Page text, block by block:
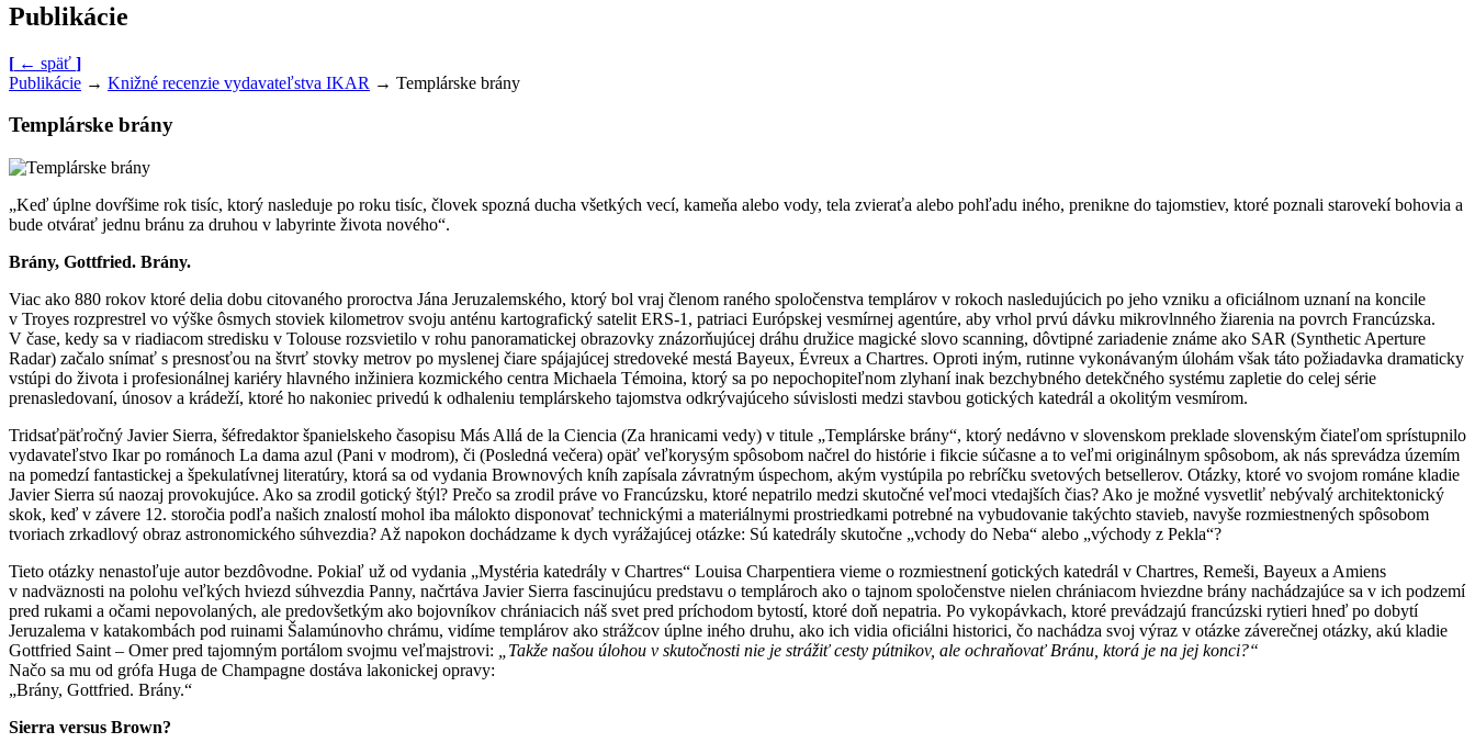
Publikácie
[ ← späť ]
Publikácie → Knižné recenzie vydavateľstva IKAR → Templárske brány
Templárske brány
„Keď úplne dovŕšime rok tisíc, ktorý nasleduje po roku tisíc, človek spozná ducha všetkých vecí, kameňa alebo vody, tela zvieraťa alebo pohľadu iného, prenikne do tajomstiev, ktoré poznali starovekí bohovia a
bude otvárať jednu bránu za druhou v labyrinte života nového“.
Brány, Gottfried. Brány.
Viac ako 880 rokov ktoré delia dobu citovaného proroctva Jána Jeruzalemského, ktorý bol vraj členom raného spoločenstva templárov v rokoch nasledujúcich po jeho vzniku a oficiálnom uznaní na koncile
v Troyes rozprestrel vo výške ôsmych stoviek kilometrov svoju anténu kartografický satelit ERS-1, patriaci Európskej vesmírnej agentúre, aby vrhol prvú dávku mikrovlnného žiarenia na povrch Francúzska.
V čase, kedy sa v riadiacom stredisku v Tolouse rozsvietilo v rohu panoramatickej obrazovky znázorňujúcej dráhu družice magické slovo scanning, dôvtipné zariadenie známe ako SAR (Synthetic Aperture
Radar) začalo snímať s presnosťou na štvrť stovky metrov po myslenej čiare spájajúcej stredoveké mestá Bayeux, Évreux a Chartres. Oproti iným, rutinne vykonávaným úlohám však táto požiadavka dramaticky
vstúpi do života i profesionálnej kariéry hlavného inžiniera kozmického centra Michaela Témoina, ktorý sa po nepochopiteľnom zlyhaní inak bezchybného detekčného systému zapletie do celej série
prenasledovaní, únosov a krádeží, ktoré ho nakoniec privedú k odhaleniu templárskeho tajomstva odkrývajúceho súvislosti medzi stavbou gotických katedrál a okolitým vesmírom.
Tridsaťpäťročný Javier Sierra, šéfredaktor španielskeho časopisu Más Allá de la Ciencia (Za hranicami vedy) v titule „Templárske brány“, ktorý nedávno v slovenskom preklade slovenským čiateľom sprístupnilo
vydavateľstvo Ikar po románoch La dama azul (Pani v modrom), či (Posledná večera) opäť veľkorysým spôsobom načrel do histórie i fikcie súčasne a to veľmi originálnym spôsobom, ak nás sprevádza územím
na pomedzí fantastickej a špekulatívnej literatúry, ktorá sa od vydania Brownových kníh zapísala závratným úspechom, akým vystúpila po rebríčku svetových betsellerov. Otázky, ktoré vo svojom románe kladie
Javier Sierra sú naozaj provokujúce. Ako sa zrodil gotický štýl? Prečo sa zrodil práve vo Francúzsku, ktoré nepatrilo medzi skutočné veľmoci vtedajších čias? Ako je možné vysvetliť nebývalý architektonický
skok, keď v závere 12. storočia podľa našich znalostí mohol iba málokto disponovať technickými a materiálnymi prostriedkami potrebné na vybudovanie takýchto stavieb, navyše rozmiestnených spôsobom
tvoriach zrkadlový obraz astronomického súhvezdia? Až napokon dochádzame k dych vyrážajúcej otázke: Sú katedrály skutočne „vchody do Neba“ alebo „východy z Pekla“?
Tieto otázky nenastoľuje autor bezdôvodne. Pokiaľ už od vydania „Mystéria katedrály v Chartres“ Louisa Charpentiera vieme o rozmiestnení gotických katedrál v Chartres, Remeši, Bayeux a Amiens
v nadväznosti na polohu veľkých hviezd súhvezdia Panny, načrtáva Javier Sierra fascinujúcu predstavu o templároch ako o tajnom spoločenstve nielen chrániacom hviezdne brány nachádzajúce sa v ich podzemí
pred rukami a očami nepovolaných, ale predovšetkým ako bojovníkov chrániacich náš svet pred príchodom bytostí, ktoré doň nepatria. Po vykopávkach, ktoré prevádzajú francúzski rytieri hneď po dobytí
Jeruzalema v katakombách pod ruinami Šalamúnovho chrámu, vidíme templárov ako strážcov úplne iného druhu, ako ich vidia oficiálni historici, čo nachádza svoj výraz v otázke záverečnej otázky, akú kladie
Gottfried Saint – Omer pred tajomným portálom svojmu veľmajstrovi:
„Takže našou úlohou v skutočnosti nie je strážiť cesty pútnikov, ale ochraňovať Bránu, ktorá je na jej konci?“
Načo sa mu od grófa Huga de Champagne dostáva lakonickej opravy:
„Brány, Gottfried. Brány.“
Sierra versus Brown?